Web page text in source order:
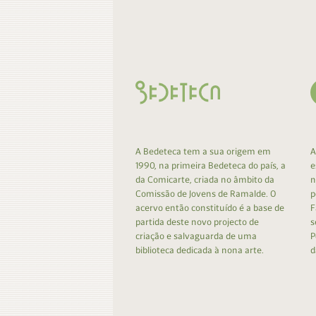
A Bedeteca tem a sua origem em
1990, na primeira Bedeteca do país, a
da Comicarte, criada no âmbito da
Comissão de Jovens de Ramalde. O
acervo então constituído é a base de
partida deste novo projecto de
criação e salvaguarda de uma
biblioteca dedicada à nona arte.